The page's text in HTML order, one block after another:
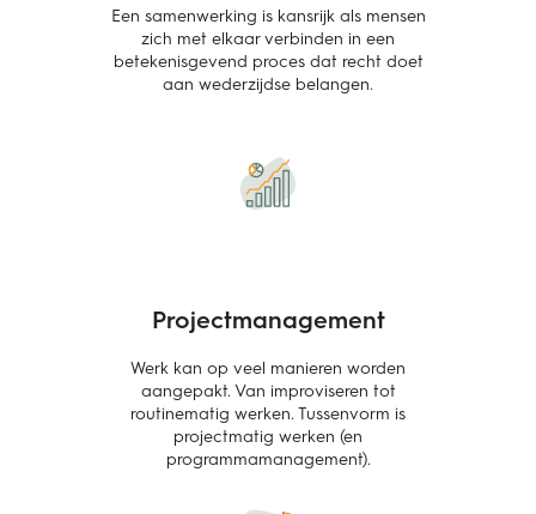
Een samenwerking is kansrijk als mensen
zich met elkaar verbinden in een
betekenisgevend proces dat recht doet
aan wederzijdse belangen.
Projectmanagement
Werk kan op veel manieren worden
aangepakt. Van improviseren tot
routinematig werken. Tussenvorm is
projectmatig werken (en
programmamanagement).